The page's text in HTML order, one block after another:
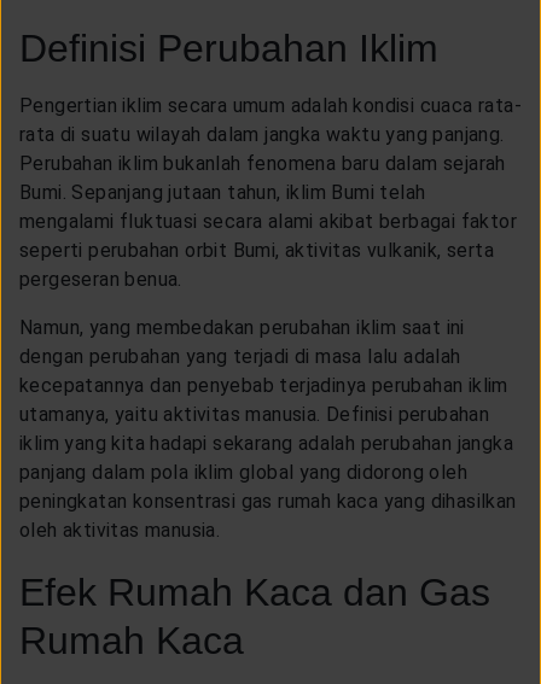
Definisi Perubahan Iklim
Pengertian iklim secara umum adalah kondisi cuaca rata-
rata di suatu wilayah dalam jangka waktu yang panjang.
Perubahan iklim bukanlah fenomena baru dalam sejarah
Bumi. Sepanjang jutaan tahun, iklim Bumi telah
mengalami fluktuasi secara alami akibat berbagai faktor
seperti perubahan orbit Bumi, aktivitas vulkanik, serta
pergeseran benua.
Namun, yang membedakan perubahan iklim saat ini
dengan perubahan yang terjadi di masa lalu adalah
kecepatannya dan penyebab terjadinya perubahan iklim
utamanya, yaitu aktivitas manusia. Definisi perubahan
iklim yang kita hadapi sekarang adalah perubahan jangka
panjang dalam pola iklim global yang didorong oleh
peningkatan konsentrasi gas rumah kaca yang dihasilkan
oleh aktivitas manusia.
Efek Rumah Kaca dan Gas
Rumah Kaca
EVENTS
KEAGENAN